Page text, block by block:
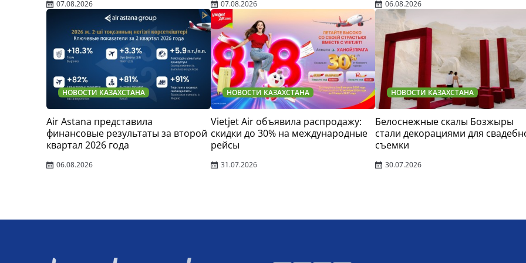
07.08.2026 07.08.2026 06.08.2026
НОВОСТИ КАЗАХСТАНА
Air Astana представила
финансовые результаты за второй
квартал 2026 года
06.08.2026
НОВОСТИ КАЗАХСТАНА
Vietjet Air объявила распродажу:
скидки до 30% на международные
рейсы
31.07.2026
НОВОСТИ КАЗАХСТАНА
Белоснежные скалы Бозжыры
стали декорациями для
съемки
30.07.2026